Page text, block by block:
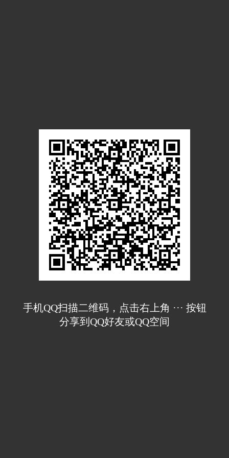
手机QQ扫描二维码，点击右上角 ··· 按钮
分享到QQ好友或QQ空间